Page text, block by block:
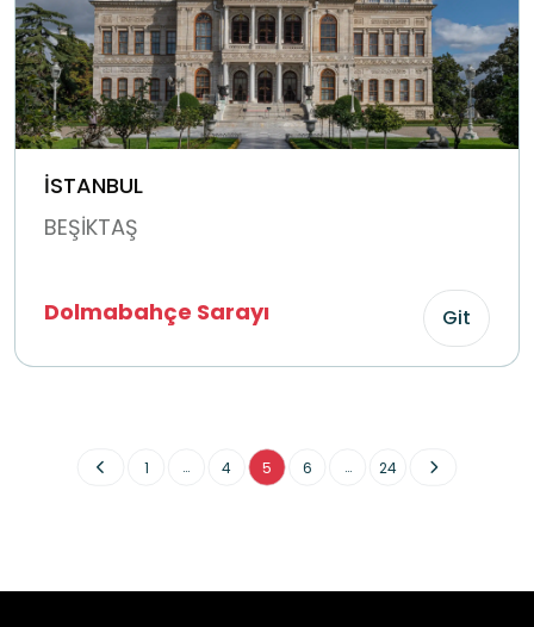
İSTANBUL
BEŞİKTAŞ
Dolmabahçe Sarayı Git
1 ... 4 5 6 ... 24